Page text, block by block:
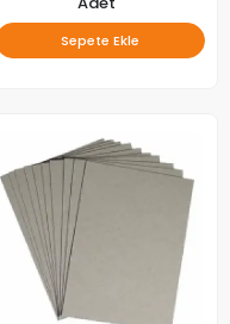
Sepete Ekle